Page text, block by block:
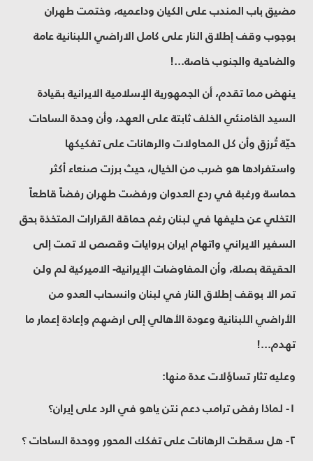
مضيق باب المندب على الكيان وداعميه، وختمت طهران
بوجوب وقف إطلاق النار على كامل الاراضي اللبنانية عامة
والضاحية والجنوب خاصة...!
ينهض مما تقدم، أن الجمهورية الإسلامية الايرانية بقيادة
السيد الخامنئي الخلف ثابتة على العهد، وأن وحدة الساحات
حيّة تُرزق وأن كل المحاولات والرهانات على تفكيكها
واستفرادها هو ضرب من الخيال، حيث برزت صنعاء أكثر
حماسة ورغبة في ردع العدوان ورفضت طهران رفضاً قاطعاً
التخلي عن حليفها في لبنان رغم حماقة القرارات المتخذة بحق
السفير الايراني واتهام ايران بروايات وقصص لا تمت إلى
الحقيقة بصلة، وأن المفاوضات الإيرانية- الاميركية لم ولن
تمر الا بوقف إطلاق النار في لبنان وانسحاب العدو من
الأراضي اللبنانية وعودة الأهالي إلى ارضهم وإعادة إعمار ما
تهدم...!
وعليه تثار تساؤلات عدة منها:
١- لماذا رفض ترامب دعم نتن ياهو في الرد على إيران؟
٢- هل سقطت الرهانات على تفكك المحور ووحدة الساحات ؟